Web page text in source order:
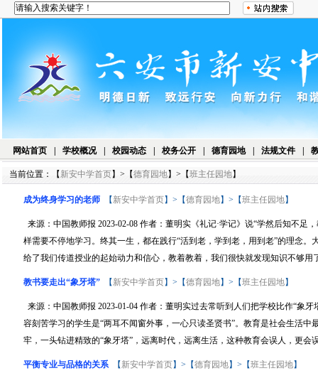
网站首页 学校概况 校园动态 校务公开 德育园地 法规文件
当前位置：【 新安中学首页】>【德育园地】>【班主任园地】
成为终身学习的老师 【 新安中学首页】>【德育园地】>【班主任园地】
来源：中国教师报 2023-02-08 作者：董明实《礼记·学记》说“学然后知不足
样需要不停地学习。终其一生，都在践行“活到老，学到老，用到老”的理念
给了我们传道授业的起始动力和信心，教着教着，我们很快就发现知识不够用
教书要走出“象牙塔” 【 新安中学首页】>【德育园地】>【班主任园地】
来源：中国教师报 2023-01-04 作者：董明实过去常听到人们把学校比作“象
容刻苦学习的学生是“两耳不闻窗外事，一心只读圣贤书”。教育是社会生活
牢，一头钻进精致的“象牙塔”，远离时代，远离生活，这种教育会误人，更会
平衡专业与品格的关系 【 新安中学首页】>【德育园地】>【班主任园地】